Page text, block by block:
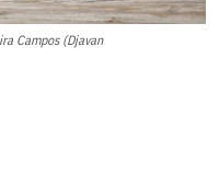
Campos (Djavan